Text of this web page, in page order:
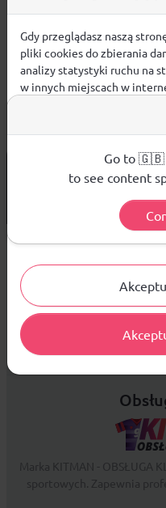
14 DNI
Platforma B2B zapewnia
najlepsze ceny
Gdy przeglądasz naszą
pliki cookies do zbierania
analizy statystyki ruchu na
w innych miejscach w
używanych plików cookies.
Aby dowiedzieć się więcej
wykorzystujemy Twoje
Go to 🇬🇧
to see content